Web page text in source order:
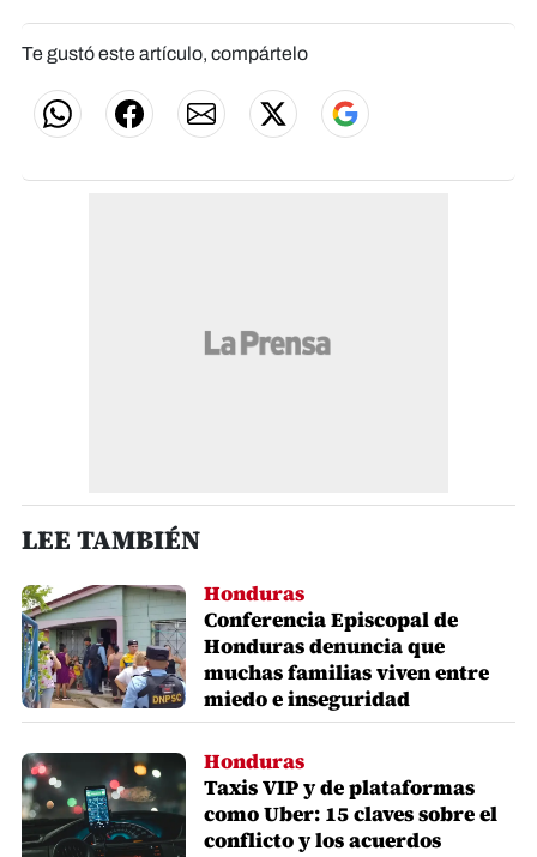
Te gustó este artículo, compártelo
LEE TAMBIÉN
Honduras
Conferencia Episcopal de
Honduras denuncia que
muchas familias viven entre
miedo e inseguridad
Honduras
Taxis VIP y de plataformas
como Uber: 15 claves sobre el
conflicto y los acuerdos